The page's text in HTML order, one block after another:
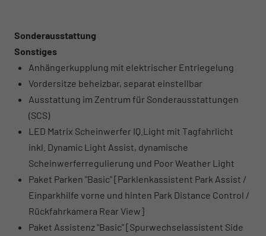
Sonderausstattung
Sonstiges
Anhängerkupplung mit elektrischer Entriegelung
Vordersitze beheizbar, separat einstellbar
Ausstattung im Zentrum für Sonderausstattungen
(SCS)
LED Matrix Scheinwerfer IQ.Light mit Tagfahrlicht
inkl. Dynamic Light Assist, dynamische
Scheinwerferregulierung und Poor Weather Light
Paket Parken "Basic" [Parklenkassistent Park Assist /
Einparkhilfe vorne und hinten Park Distance Control /
Rückfahrkamera Rear View]
Paket Assistenz "Basic" [Spurwechselassistent Side